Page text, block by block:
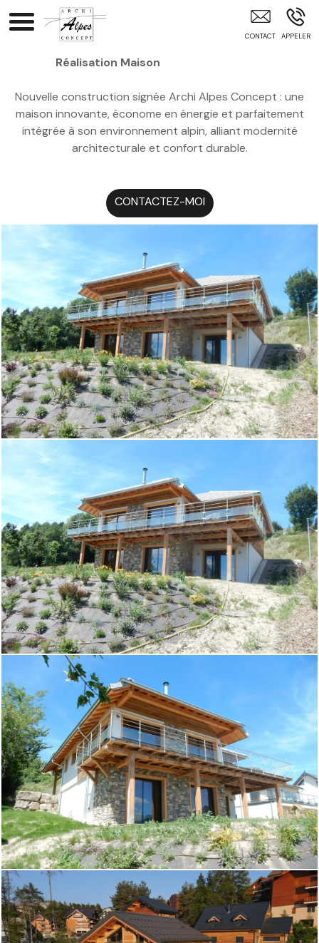
Architecte Gap Briançon Hautes-ALpes Hautes-Alpes (05)
Alpes-Maritimes (06) Vaucluse (84) Alpes-De-Hautes-Prove
Réalisation Maison
Nouvelle construction signée Archi Alpes Concept : une
maison innovante, économe en énergie et parfaitement
intégrée à son environnement alpin, alliant modernité
architecturale et confort durable.
CONTACTEZ-MOI